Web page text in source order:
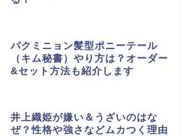
パクミニョン髪型ポニーテール
（キム秘書）やり方は？オーダー
&セット方法も紹介します
井上織姫が嫌い＆うざいのはな
ぜ？性格や強さなどムカつく理由